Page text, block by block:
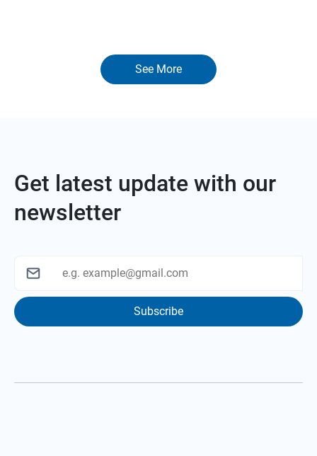
See More
Get latest update with our
newsletter
Subscribe